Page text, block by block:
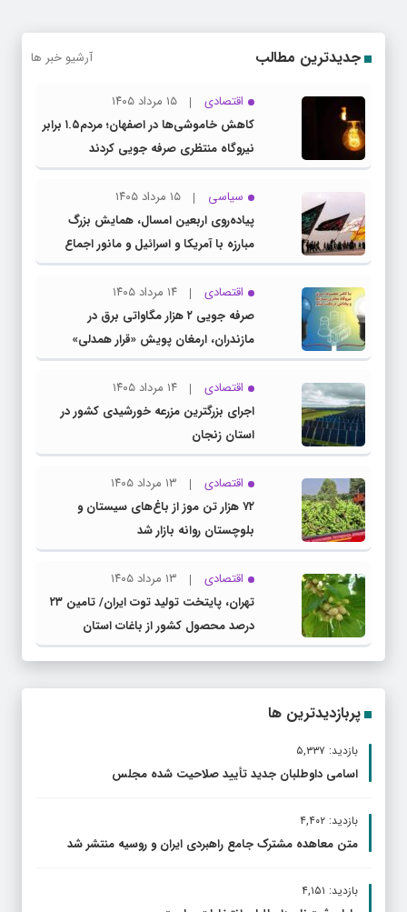
جدیدترین مطالب آرشیو خبر ها
اقتصادی
۱۵ مرداد ۱۴۰۵
کاهش خاموشی‌ها در اصفهان؛ مردم۱.۵ برابر
نیروگاه منتظری صرفه جویی کردند
سیاسی
۱۵ مرداد ۱۴۰۵
پیاده‌روی اربعین امسال، همایش بزرگ
مبارزه با آمریکا و اسرائیل و مانور اجماع
جبهه مقاومت و ملت‌های آزادی‌خواه در برابر
استکبار بود
اقتصادی
۱۴ مرداد ۱۴۰۵
صرفه جویی ۲ هزار مگاواتی برق در
مازندران، ارمغان پویش «قرار همدلی»
اقتصادی
۱۴ مرداد ۱۴۰۵
اجرای بزرگترین مزرعه خورشیدی کشور در
استان زنجان
اقتصادی
۱۳ مرداد ۱۴۰۵
۷۲ هزار تن موز از باغ‌های سیستان و
بلوچستان روانه بازار شد
اقتصادی
۱۳ مرداد ۱۴۰۵
تهران، پایتخت تولید توت ایران/ تامین ۲۳
درصد محصول کشور از باغات استان
پربازدیدترین ها
بازدید: ۵,۳۳۷
اسامی داوطلبان جدید تأیید صلاحیت شده مجلس
بازدید: ۴,۴۰۲
متن معاهده مشترک جامع راهبردی ایران و روسیه منتشر شد
بازدید: ۴,۱۵۱